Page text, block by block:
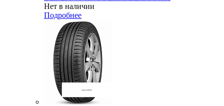
Нет в наличии
Подробнее